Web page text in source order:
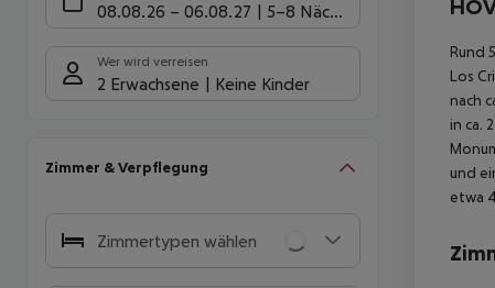
08.08.26 – 06.08.27 5-8 Nächte
Wer wird verreisen
2 Erwachsene Keine Kinder
Zimmer & Verpflegung
Zimmertypen wählen
Rund
Los
nach
in ca.
und
etwa